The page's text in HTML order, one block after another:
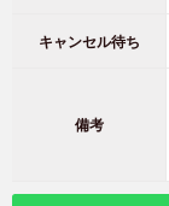
キャンセル待ち
備考